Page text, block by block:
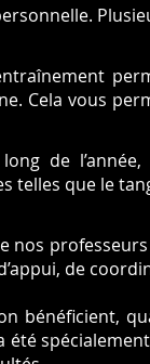
Cela vous
de
telles que le
nos
de
bénéficient,